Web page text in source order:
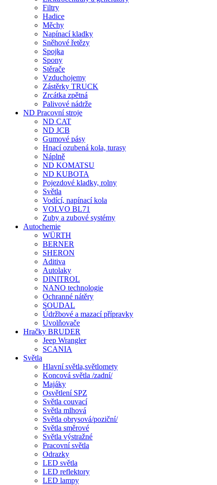
Filtry
Hadice
Měchy
Napínací kladky
Sněhové řetězy
Spojka
Spony
Stěrače
Vzduchojemy
Zástěrky TRUCK
Zrcátka zpětná
Palivové nádrže
ND Pracovní stroje
ND CAT
ND JCB
Gumové pásy
Hnací ozubená kola, turasy
Náplně
ND KOMATSU
ND KUBOTA
Pojezdové kladky, rolny
Světla
Vodící, napínací kola
VOLVO BL71
Zuby a zubové systémy
Autochemie
WÜRTH
BERNER
SHERON
Aditiva
Autolaky
DINITROL
NANO technologie
Ochranné nátěry
SOUDAL
Údržbové a mazací přípravky
Uvolňovače
Hračky BRUDER
Jeep Wrangler
SCANIA
Světla
Hlavní světla,světlomety
Koncová světla /zadní/
Majáky
Osvětlení SPZ
Světla couvací
Světla mlhová
Světla obrysová/poziční/
Světla směrové
Světla výstražné
Pracovní světla
Odrazky
LED světla
LED reflektory
LED lampy